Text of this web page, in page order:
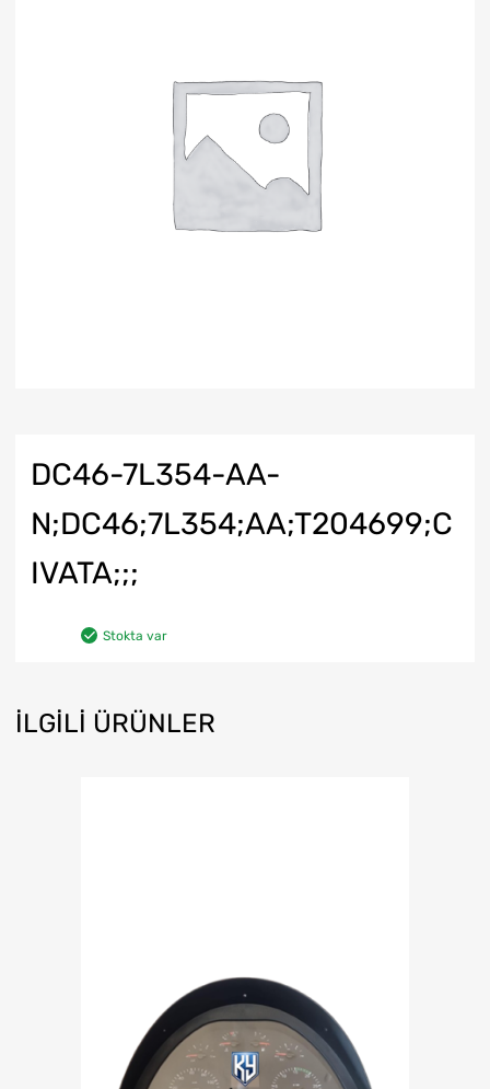
DC46-7L354-AA-
N;DC46;7L354;AA;T204699;C
IVATA;;;
Stokta var
İLGILI ÜRÜNLER